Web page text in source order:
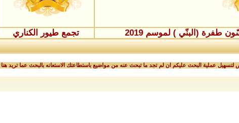
طفرة (البنّي ) لموسم 2019 تجمع طيور الكناري
عملية البحث عليكم ان لم تجد ما تبحث عنه من مواضيع باستطاعتك الاستعانه بالبحث عما تريد هنا